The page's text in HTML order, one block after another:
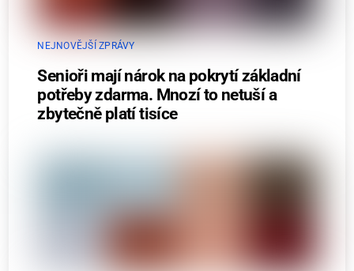
NEJNOVĚJŠÍ ZPRÁVY
Senioři mají nárok na pokrytí základní
potřeby zdarma. Mnozí to netuší a
zbytečně platí tisíce